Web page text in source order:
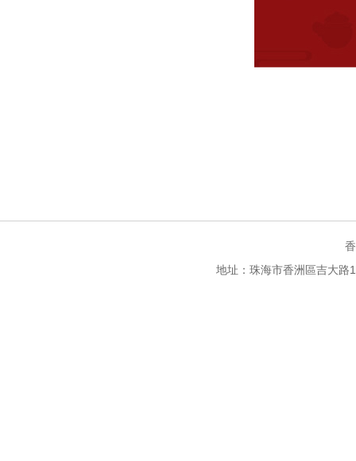
地址：珠海市香洲區吉大